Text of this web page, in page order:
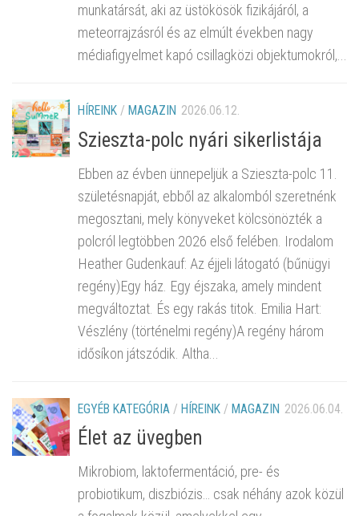
munkatársát, aki az üstökösök fizikájáról, a
meteorrajzásról és az elmúlt években nagy
médiafigyelmet kapó csillagközi objektumokról,...
HÍREINK / MAGAZIN 2026.06.12.
Szieszta-polc nyári sikerlistája
Ebben az évben ünnepeljük a Szieszta-polc 11.
születésnapját, ebből az alkalomból szeretnénk
megosztani, mely könyveket kölcsönözték a
polcról legtöbben 2026 első felében. Irodalom
Heather Gudenkauf: Az éjjeli látogató (bűnügyi
regény)Egy ház. Egy éjszaka, amely mindent
megváltoztat. És egy rakás titok. Emilia Hart:
Vészlény (történelmi regény)A regény három
idősíkon játszódik. Altha...
EGYÉB KATEGÓRIA / HÍREINK / MAGAZIN 2026.06.04.
Élet az üvegben
Mikrobiom, laktofermentáció, pre- és
probiotikum, diszbiózis… csak néhány azok közül